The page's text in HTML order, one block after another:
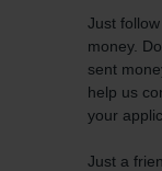
Just
money.
sent
help us
your
Just a